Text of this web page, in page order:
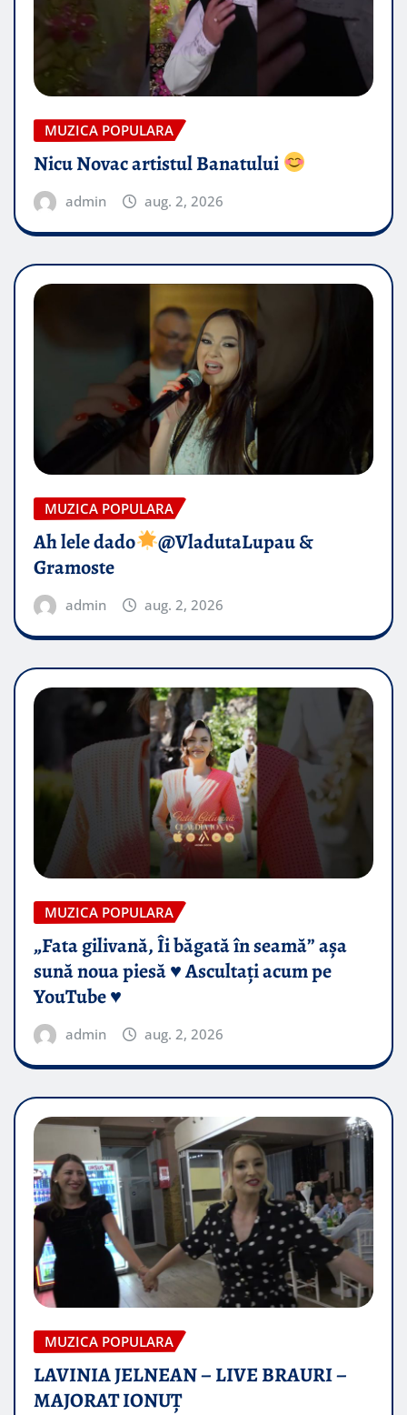
MUZICA POPULARA
Nicu Novac artistul Banatului
admin aug. 2, 2026
MUZICA POPULARA
Ah lele dado​
@VladutaLupau &
Gramoste
admin aug. 2, 2026
MUZICA POPULARA
„Fata gilivană, Îi băgată în seamă” așa
sună noua piesă ♥️ Ascultați acum pe
YouTube ♥️
admin aug. 2, 2026
MUZICA POPULARA
LAVINIA JELNEAN – LIVE BRAURI –
MAJORAT IONUŢ